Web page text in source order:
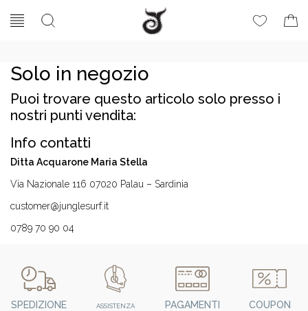
Solo in negozio
Puoi trovare questo articolo solo presso i
nostri punti vendita:
Info contatti
Ditta Acquarone Maria Stella
Via Nazionale 116 07020 Palau – Sardinia
customer@junglesurf.it
0789 70 90 04
SPEDIZIONE ASSISTENZA PAGAMENTI COUPON